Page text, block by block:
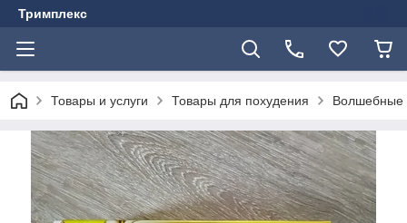
Тримплекс
Товары и услуги Товары для похудения Волшебные